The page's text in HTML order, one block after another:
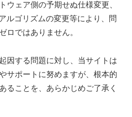
ウェア側の予期せぬ仕様変更、
ルゴリズムの変更等により、問
ロではありません。
因する問題に対し、当サイトは
サポートに努めますが、根本的
ることを、あらかじめご了承く